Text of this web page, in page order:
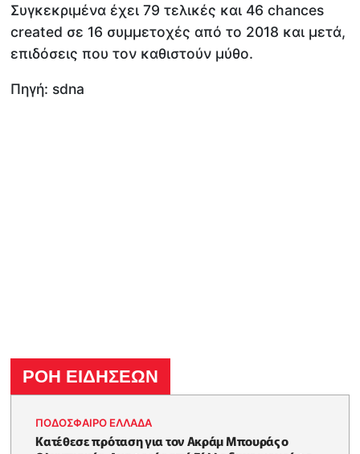
Συγκεκριμένα έχει 79 τελικές και 46 chances
created σε 16 συμμετοχές από το 2018 και μετά,
επιδόσεις που τον καθιστούν μύθο.
Πηγή: sdna
ΡΟΗ ΕΙΔΗΣΕΩΝ
ΠΟΔΟΣΦΑΙΡΟ ΕΛΛΑΔΑ
Κατέθεσε πρόταση για τον Ακράμ Μπουράς ο